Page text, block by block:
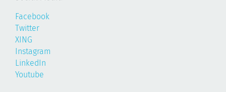
Facebook
Twitter
XING
Instagram
LinkedIn
Youtube